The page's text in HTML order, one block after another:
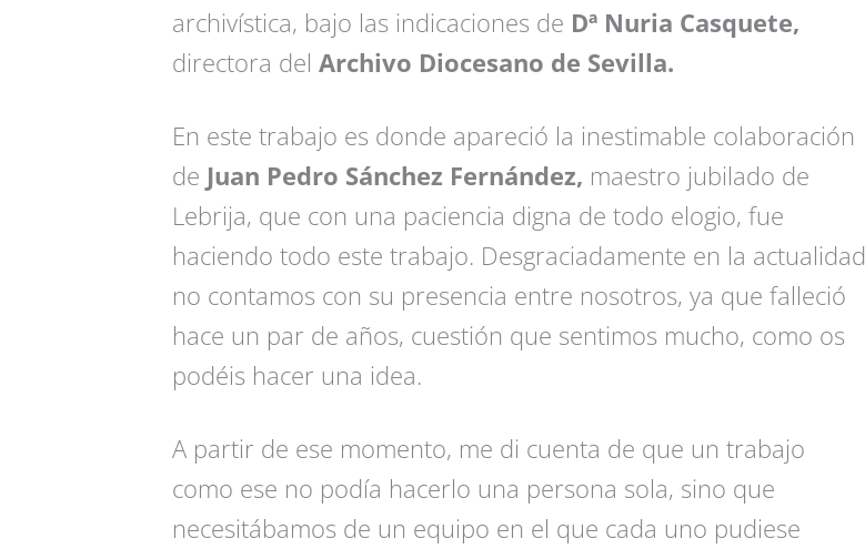
archivística, bajo las indicaciones de Dª Nuria Casquete,
directora del Archivo Diocesano de Sevilla.
En este trabajo es donde apareció la inestimable colaboración
de Juan Pedro Sánchez Fernández, maestro jubilado de
Lebrija, que con una paciencia digna de todo elogio, fue
haciendo todo este trabajo. Desgraciadamente en la actualidad
no contamos con su presencia entre nosotros, ya que falleció
hace un par de años, cuestión que sentimos mucho, como os
podéis hacer una idea.
A partir de ese momento, me di cuenta de que un trabajo
como ese no podía hacerlo una persona sola, sino que
necesitábamos de un equipo en el que cada uno pudiese